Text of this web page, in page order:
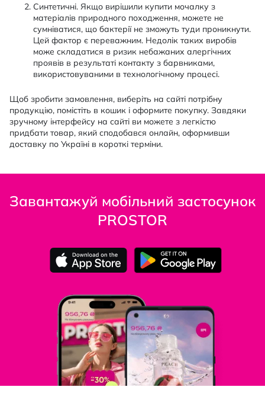
Синтетичні. Якщо вирішили купити мочалку з
матеріалів природного походження, можете не
сумніватися, що бактерії не зможуть туди проникнути.
Цей фактор є переважним. Недолік таких виробів
може складатися в ризик небажаних алергічних
проявів в результаті контакту з барвниками,
використовуваними в технологічному процесі.
Щоб зробити замовлення, виберіть на сайті потрібну
продукцію, помістіть в кошик і оформите покупку. Завдяки
зручному інтерфейсу на сайті ви можете з легкістю
придбати товар, який сподобався онлайн, оформивши
доставку по Україні в короткі терміни.
Завантажуй мобільний застосунок
PROSTOR